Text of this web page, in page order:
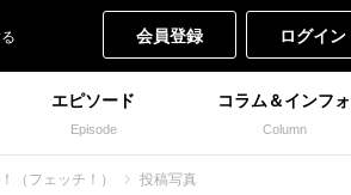
会員登録 ログイン
エピソード
Episode
コラム＆インフォ
Column
（フェッチ！） 投稿写真